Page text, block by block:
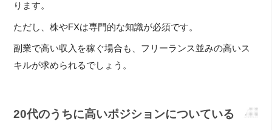
ります。
ただし、株やFXは専門的な知識が必須です。
副業で高い収入を稼ぐ場合も、フリーランス並みの高いス
キルが求められるでしょう。
20代のうちに高いポジションについている